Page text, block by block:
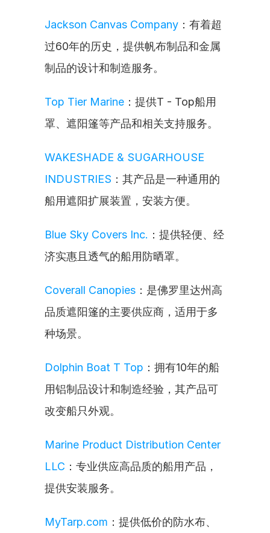
Jackson Canvas Company ：有着超
过60年的历史，提供帆布制品和金属
制品的设计和制造服务。
Top Tier Marine ：提供T - Top船用
罩、遮阳篷等产品和相关支持服务。
WAKESHADE & SUGARHOUSE
INDUSTRIES ：其产品是一种通用的
船用遮阳扩展装置，安装方便。
Blue Sky Covers Inc. ：提供轻便、经
济实惠且透气的船用防晒罩。
Coverall Canopies ：是佛罗里达州高
品质遮阳篷的主要供应商，适用于多
种场景。
Dolphin Boat T Top ：拥有10年的船
用铝制品设计和制造经验，其产品可
改变船只外观。
Marine Product Distribution Center
LLC ：专业供应高品质的船用产品，
提供安装服务。
MyTarp.com ：提供低价的防水布、